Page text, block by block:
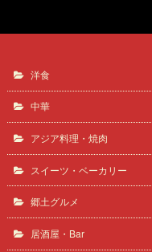
洋食
中華
アジア料理・焼肉
スイーツ・ベーカリー
郷土グルメ
居酒屋・Bar